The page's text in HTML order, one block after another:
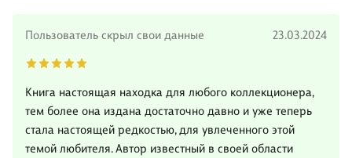
Пользователь скрыл свои данные 23.03.2024
Книга настоящая находка для любого коллекционера,
тем более она издана достаточно давно и уже теперь
стала настоящей редкостью, для увлеченного этой
темой любителя. Автор известный в своей области